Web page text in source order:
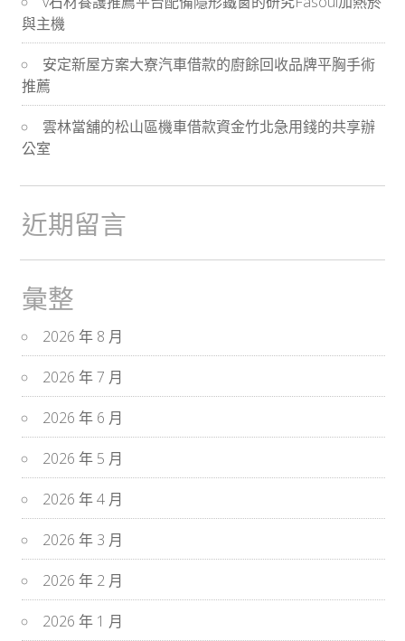
與主機
安定新屋方案大寮汽車借款的廚餘回收品牌平胸手術
推薦
雲林當舖的松山區機車借款資金竹北急用錢的共享辦
公室
近期留言
彙整
2026 年 8 月
2026 年 7 月
2026 年 6 月
2026 年 5 月
2026 年 4 月
2026 年 3 月
2026 年 2 月
2026 年 1 月